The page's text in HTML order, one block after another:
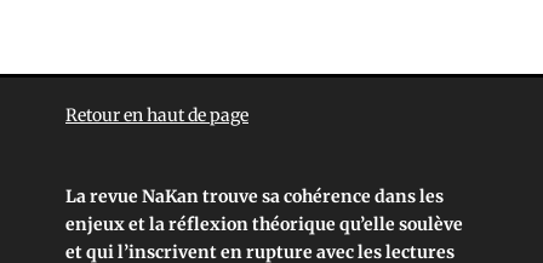
Retour en haut de page
La revue NaKan trouve sa cohérence dans les
enjeux et la réflexion théorique qu’elle soulève
et qui l’inscrivent en rupture avec les lectures